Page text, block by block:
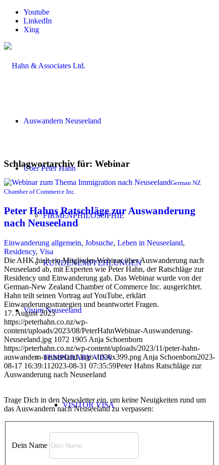
Youtube
LinkedIn
Xing
Auswandern Neuseeland
Über Peter Hahn
FIRMENPHILOSOPHIE
KUNDENEMPFEHLUNGEN
Visum Neuseeland
TEMPORARY VISA
VISITOR VISA
Schlagwortarchiv für: Webinar
German NZ
Chamber of Commerce Inc.
Peter Hahns Ratschläge zur Auswanderung
nach Neuseeland
Einwanderung allgemein, Jobsuche, Leben in Neuseeland,
Residency, Visa
Die AHK hielt ein Mitglieder-Webinar über Auswanderung nach
Neuseeland ab, mit Experten wie Peter Hahn, der Ratschläge zur
Residency und Einwanderung gab. Das Webinar wurde von der
German-New Zealand Chamber of Commerce Inc. ausgerichtet.
Hahn teilt seinen Vortrag auf YouTube, erklärt
Einwanderungsstrategien und beantwortet Fragen.
17. August 2023
https://peterhahn.co.nz/wp-
content/uploads/2023/08/PeterHahnWebinar-Auswanderung-
Neuseeland.jpg 1072 1905 Anja Schoenborn
https://peterhahn.co.nz/wp-content/uploads/2023/11/peter-hahn-
auswandern-neuseeland-logo-1030x399.png Anja Schoenborn2023-
08-17 16:39:11 2023-08-31 07:35:59Peter Hahns Ratschläge zur
Auswanderung nach Neuseeland
Trage Dich in den Newsletter ein, um keine Neuigkeiten rund um
das Auswandern nach Neuseeland zu verpassen:
Dein Name